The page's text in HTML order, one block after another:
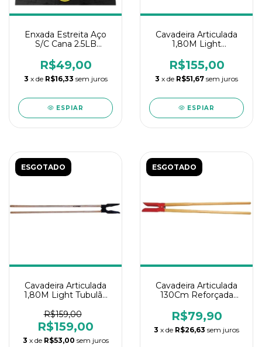
Enxada Estreita Aço
S/C Cana 2.5LB
R$49,00
3 x de R$16,33 sem juros
ESPIAR
Cavadeira Articulada
1,80M Light
R$155,00
3 x de R$51,67 sem juros
ESPIAR
ESGOTADO
Cavadeira Articulada
1,80M Light Tubulão
R$159,00
R$159,00
3 x de R$53,00 sem juros
ESGOTADO
Cavadeira Articulada
130Cm Reforçada
R$79,90
3 x de R$26,63 sem juros